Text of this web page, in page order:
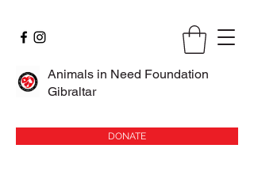
Animals in Need Foundation
Gibraltar
DONATE